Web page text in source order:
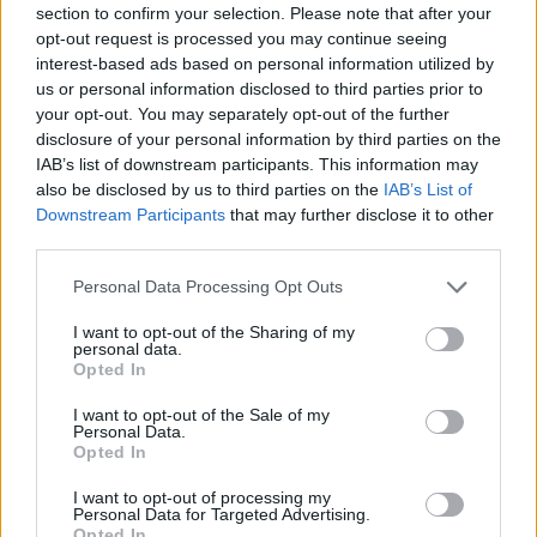
section to confirm your selection. Please note that after your
opt-out request is processed you may continue seeing
interest-based ads based on personal information utilized by
us or personal information disclosed to third parties prior to
your opt-out. You may separately opt-out of the further
disclosure of your personal information by third parties on the
IAB’s list of downstream participants. This information may
also be disclosed by us to third parties on the IAB’s List of
Downstream Participants that may further disclose it to other
Personal Data Processing Opt Outs
I want to opt-out of the Sharing of my
personal data.
Opted In
I want to opt-out of the Sale of my
Personal Data.
Opted In
I want to opt-out of processing my
Personal Data for Targeted Advertising.
ευρήματα διττής έρευνας για τη γνώμη των
πολιτών και της ιατρικής κοινότητας»,δήλωσαν
κατά την παρουσίαση των αποτελεσμάτων της
έρευνας ο πρόεδρος του ΠΙΣ, Αθανάσιος
Εξαδάκτυλος, ο γραμματέας Δημήτρης
Βαρνάβας και ο ταμίας Βασίλειος Ψυχογυιός.
Πρόσθεσαν ότι είναι «αξιοσημείωτη η τεράστια
στήριξη που εκφράζουν τόσο πολίτες όσο και
γιατροί στην πρόταση του ΠΙΣ για αύξηση των
μισθών των γιατρών του ΕΣΥ στα επίπεδα των
αμοιβών που ισχύουν στις άλλες ευρωπαϊκές
χώρες, καθώς και στην ανάγκη κινήτρων, ώστε να